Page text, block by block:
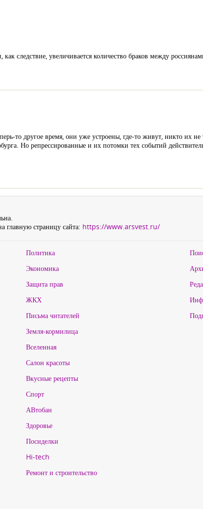
следствие, увеличивается количество браков между
то другое время, они уже устроены, где-то живут, никто их не
Но репрессированные и их потомки тех событий
главную страницу сайта: https://www.arsvest.ru/
Политика
Экономика
Защита прав
ЖКХ
Письма читателей
Земля-кормилица
Вселенная
Салон красоты
Вкусные рецепты
Спорт
АВтобан
Здоровье
Посиделки
Hi-tech
Ремонт и строительство